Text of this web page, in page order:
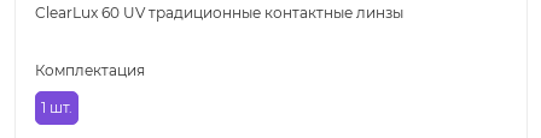
ClearLux 60 UV традиционные контактные линзы
Комплектация
1 шт.